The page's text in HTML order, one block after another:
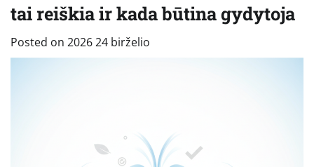
tai reiškia ir kada būtina gydytoja
Posted on 2026 24 birželio